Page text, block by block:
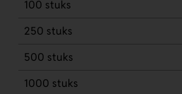
100 stuks
250 stuks
500 stuks
1000 stuks